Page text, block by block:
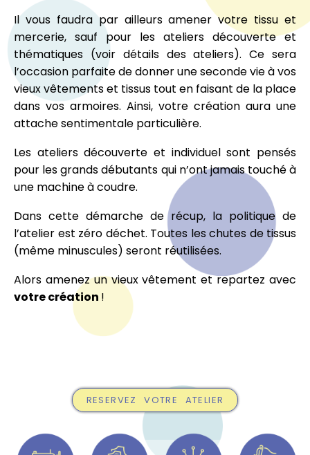
Il vous faudra par ailleurs amener votre tissu et
mercerie, sauf pour les ateliers découverte et
thématiques (voir détails des ateliers). Ce sera
l’occasion parfaite de donner une seconde vie à vos
vieux vêtements et tissus tout en faisant de la place
dans vos armoires. Ainsi, votre création aura une
attache sentimentale particulière.
Les ateliers découverte et individuel sont pensés
pour les grands débutants qui n’ont jamais touché à
une machine à coudre.
Dans cette démarche de récup, la politique de
l’atelier est zéro déchet. Toutes les chutes de tissus
(même minuscules) seront réutilisées.
Alors amenez un vieux vêtement et repartez avec
votre création !
RESERVEZ VOTRE ATELIER